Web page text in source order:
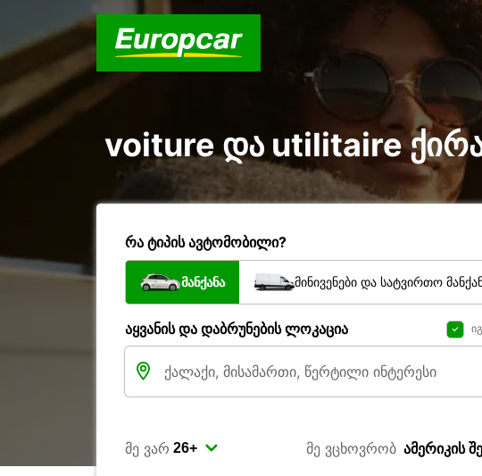
voiture და utilitaire
რა ტიპის ავტომობილი?
მანქანა მინივენები და სატვირთო
აყვანის და დაბრუნების ლოკაცია
მე ვარ მე ვცხოვრობ